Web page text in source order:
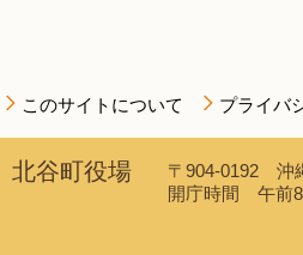
このサイトについて プライバ
北谷町役場
〒904-0192 沖
開庁時間 午前8